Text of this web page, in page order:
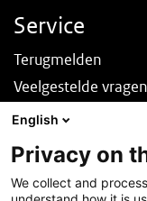
Service
Terugmelden
Veelgestelde vragen
Nieuws
English
Over deze
English
Privacy on
We collect and